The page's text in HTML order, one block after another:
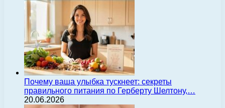
Почему ваша улыбка тускнеет: секреты
правильного питания по Герберту Шелтону,…
20.06.2026